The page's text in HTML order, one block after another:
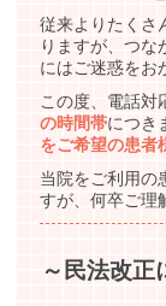
従来よりたくさ
りますが、つな
にはご迷惑をお
この度、電話対
の時間帯につき
をご希望の患者
当院をご利用の
すが、何卒ご理
～民法改正